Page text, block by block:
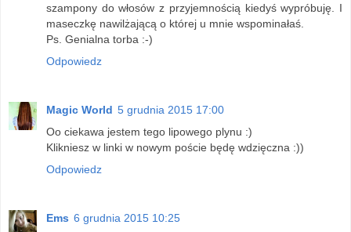
szampony do włosów z przyjemnością kiedyś wypróbuję. I
maseczkę nawilżającą o której u mnie wspominałaś.
Ps. Genialna torba :-)
Odpowiedz
Magic World 5 grudnia 2015 17:00
Oo ciekawa jestem tego lipowego plynu :)
Klikniesz w linki w nowym poście będę wdzięczna :))
Odpowiedz
Ems 6 grudnia 2015 10:25